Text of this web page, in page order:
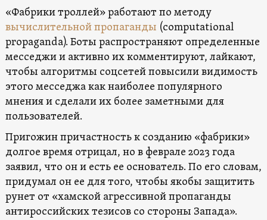
«Фабрики троллей» работают по методу
вычислительной пропаганды (computational
propaganda). Боты распространяют определенные
месседжи и активно их комментируют, лайкают,
чтобы алгоритмы соцсетей повысили видимость
этого месседжа как наиболее популярного
мнения и сделали их более заметными для
пользователей.
Пригожин причастность к созданию «фабрики»
долгое время отрицал, но в феврале 2023 года
заявил, что он и есть ее основатель. По его словам,
придумал он ее для того, чтобы якобы защитить
рунет от «хамской агрессивной пропаганды
антироссийских тезисов со стороны Запада».